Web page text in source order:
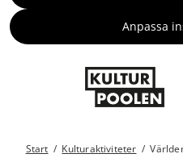
Anpassa
Start / Kulturaktiviteter /